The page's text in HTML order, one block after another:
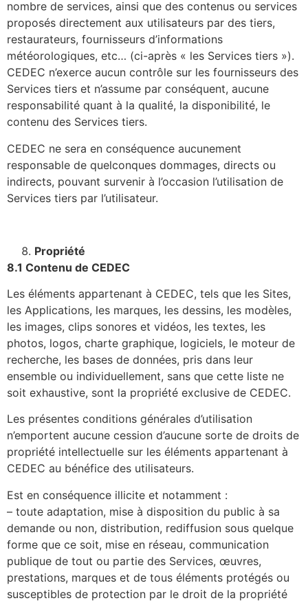
nombre de services, ainsi que des contenus ou services
proposés directement aux utilisateurs par des tiers,
restaurateurs, fournisseurs d’informations
météorologiques, etc… (ci-après « les Services tiers »).
CEDEC n’exerce aucun contrôle sur les fournisseurs des
Services tiers et n’assume par conséquent, aucune
responsabilité quant à la qualité, la disponibilité, le
contenu des Services tiers.
CEDEC ne sera en conséquence aucunement
responsable de quelconques dommages, directs ou
indirects, pouvant survenir à l’occasion l’utilisation de
Services tiers par l’utilisateur.
Propriété
8.1 Contenu de CEDEC
Les éléments appartenant à CEDEC, tels que les Sites,
les Applications, les marques, les dessins, les modèles,
les images, clips sonores et vidéos, les textes, les
photos, logos, charte graphique, logiciels, le moteur de
recherche, les bases de données, pris dans leur
ensemble ou individuellement, sans que cette liste ne
soit exhaustive, sont la propriété exclusive de CEDEC.
Les présentes conditions générales d’utilisation
n’emportent aucune cession d’aucune sorte de droits de
propriété intellectuelle sur les éléments appartenant à
CEDEC au bénéfice des utilisateurs.
Est en conséquence illicite et notamment :
– toute adaptation, mise à disposition du public à sa
demande ou non, distribution, rediffusion sous quelque
forme que ce soit, mise en réseau, communication
publique de tout ou partie des Services, œuvres,
prestations, marques et de tous éléments protégés ou
susceptibles de protection par le droit de la propriété